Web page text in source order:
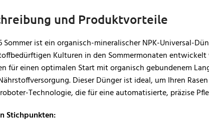
und Produktvorteile
Sommer ist ein organisch-mineralischer NPK-Universal-
Kulturen in den Sommermonaten
für einen optimalen Start mit organisch gebundenem
Dieser Dünger ist ideal, um Ihren
Technologie, die für eine automatisierte, präzise
Stichpunkten: